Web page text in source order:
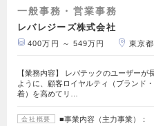
一般事務・営業事務
レバレジーズ株式会社
400万円 ～ 549万円 東京都
【業務内容】 レバテックのユーザーが
ように、顧客ロイヤルティ（ブランド
着）を高めてリ…
会社概要
■事業内容（主力事業）：